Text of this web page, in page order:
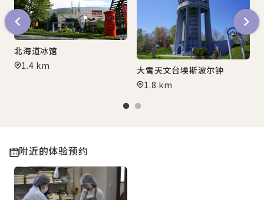
北海道冰馆
1.4 km
大雪天文台埃斯波尔钟
1.8 km
附近的体验预约